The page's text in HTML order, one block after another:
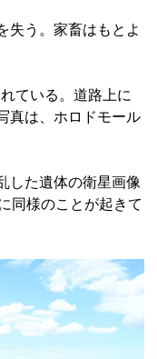
失う。家畜はもとよ
ている。道路上に
真は、ホロドモール
した遺体の衛星画像
同様のことが起きて